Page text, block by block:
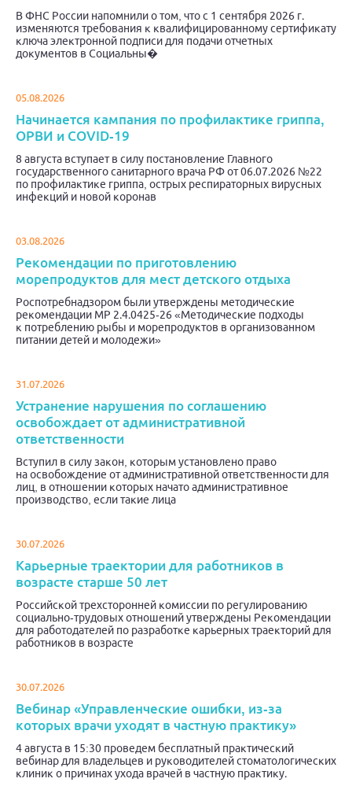
В ФНС России напомнили о том, что с 1 сентября 2026 г.
изменяются требования к квалифицированному сертификату
ключа электронной подписи для подачи отчетных
документов в Социальны�
05.08.2026
Начинается кампания по профилактике гриппа,
ОРВИ и COVID-19
8 августа вступает в силу постановление Главного
государственного санитарного врача РФ от 06.07.2026 №22
по профилактике гриппа, острых респираторных вирусных
инфекций и новой коронав
03.08.2026
Рекомендации по приготовлению
морепродуктов для мест детского отдыха
Роспотребнадзором были утверждены методические
рекомендации МР 2.4.0425-26 «Методические подходы
к потреблению рыбы и морепродуктов в организованном
питании детей и молодежи»
31.07.2026
Устранение нарушения по соглашению
освобождает от административной
ответственности
Вступил в силу закон, которым установлено право
на освобождение от административной ответственности для
лиц, в отношении которых начато административное
производство, если такие лица
30.07.2026
Карьерные траектории для работников в
возрасте старше 50 лет
Российской трехсторонней комиссии по регулированию
социально-трудовых отношений утверждены Рекомендации
для работодателей по разработке карьерных траекторий для
работников в возрасте
30.07.2026
Вебинар «Управленческие ошибки, из-за
которых врачи уходят в частную практику»
4 августа в 15:30 проведем бесплатный практический
вебинар для владельцев и руководителей стоматологических
клиник о причинах ухода врачей в частную практику.